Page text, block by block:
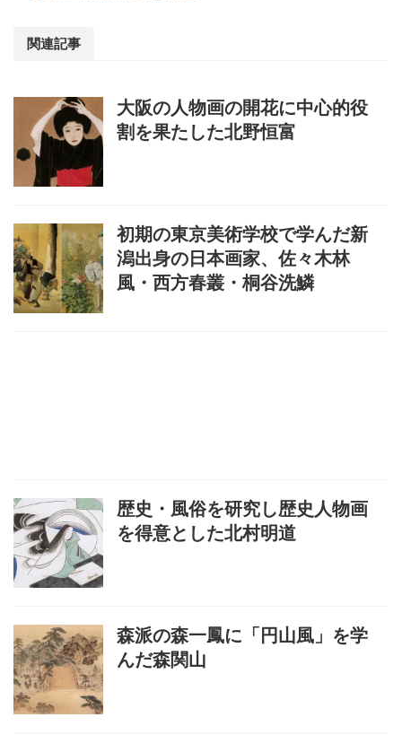
関連記事
大阪の人物画の開花に中心的役
割を果たした北野恒富
初期の東京美術学校で学んだ新
潟出身の日本画家、佐々木林
風・西方春叢・桐谷洗鱗
歴史・風俗を研究し歴史人物画
を得意とした北村明道
森派の森一鳳に「円山風」を学
んだ森関山